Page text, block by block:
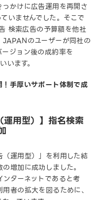
かけに広告運用を再開さ
いませんでした。そこで
検索広告の予算額を他社
のユーザーが同社の
ジョン後の成約率を
ます。
！手厚いサポート体制で成
用型）】指名検索
運用型）」を利用した結
増加に成功しました。
ターネットであると考
者の拡大を図るために、